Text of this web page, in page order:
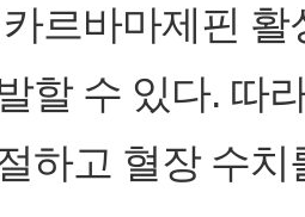
르바마제핀
할 수 있다. 따
하고 혈장 수